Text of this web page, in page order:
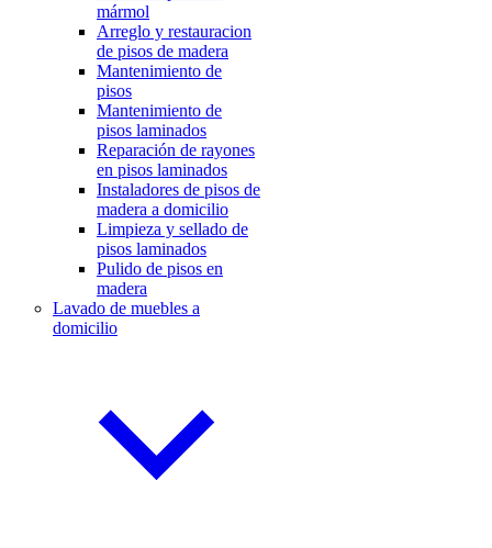
mármol
Arreglo y restauracion
de pisos de madera
Mantenimiento de
pisos
Mantenimiento de
pisos laminados
Reparación de rayones
en pisos laminados
Instaladores de pisos de
madera a domicilio
Limpieza y sellado de
pisos laminados
Pulido de pisos en
madera
Lavado de muebles a
domicilio